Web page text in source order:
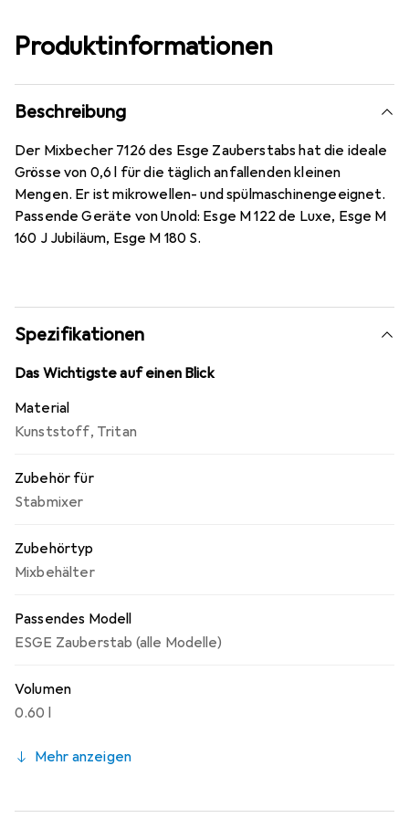
Produktinformationen
Beschreibung
Der Mixbecher 7126 des Esge Zauberstabs hat die ideale
Grösse von 0,6 l für die täglich anfallenden kleinen
Mengen. Er ist mikrowellen- und spülmaschinengeeignet.
Passende Geräte von Unold: Esge M 122 de Luxe, Esge M
160 J Jubiläum, Esge M 180 S.
Spezifikationen
Das Wichtigste auf einen Blick
Material
Kunststoff, Tritan
Zubehör für
Stabmixer
Zubehörtyp
Mixbehälter
Passendes Modell
ESGE Zauberstab (alle Modelle)
Volumen
0.60 l
Mehr anzeigen